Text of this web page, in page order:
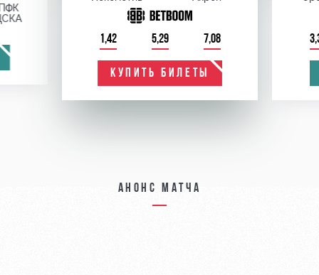
1,42 5,29 7,08
КУПИТЬ БИЛЕТЫ
Анонс матча